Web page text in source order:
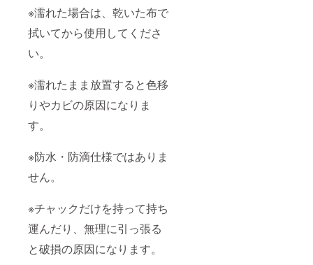
※濡れた場合は、乾いた布で
拭いてから使用してくださ
い。
※濡れたまま放置すると色移
りやカビの原因になりま
す。
※防水・防滴仕様ではありま
せん。
※チャックだけを持って持ち
運んだり、無理に引っ張る
と破損の原因になります。